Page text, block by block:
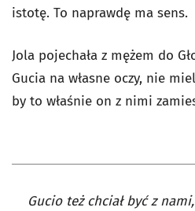
istotę. To naprawdę ma sens.
Jola pojechała z mężem do
Gucia na własne oczy, nie
by to właśnie on z nimi
Gucio też chciał być z